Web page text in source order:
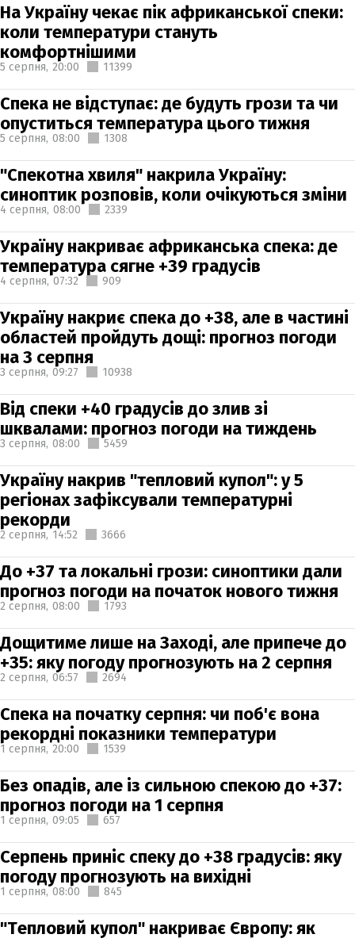
На Україну чекає пік африканської спеки:
коли температури стануть
комфортнішими
5 серпня, 20:00 11399
Спека не відступає: де будуть грози та чи
опуститься температура цього тижня
5 серпня, 08:00 1308
"Спекотна хвиля" накрила Україну:
синоптик розповів, коли очікуються зміни
4 серпня, 08:00 2339
Україну накриває африканська спека: де
температура сягне +39 градусів
4 серпня, 07:32 909
Україну накриє спека до +38, але в частині
областей пройдуть дощі: прогноз погоди
на 3 серпня
3 серпня, 09:27 10938
Від спеки +40 градусів до злив зі
шквалами: прогноз погоди на тиждень
3 серпня, 08:00 5459
Україну накрив "тепловий купол": у 5
регіонах зафіксували температурні
рекорди
2 серпня, 14:52 3666
До +37 та локальні грози: синоптики дали
прогноз погоди на початок нового тижня
2 серпня, 08:00 1793
Дощитиме лише на Заході, але припече до
+35: яку погоду прогнозують на 2 серпня
2 серпня, 06:57 2694
Спека на початку серпня: чи поб'є вона
рекордні показники температури
1 серпня, 20:00 1539
Без опадів, але із сильною спекою до +37:
прогноз погоди на 1 серпня
1 серпня, 09:05 657
Серпень приніс спеку до +38 градусів: яку
погоду прогнозують на вихідні
1 серпня, 08:00 845
"Тепловий купол" накриває Європу: як